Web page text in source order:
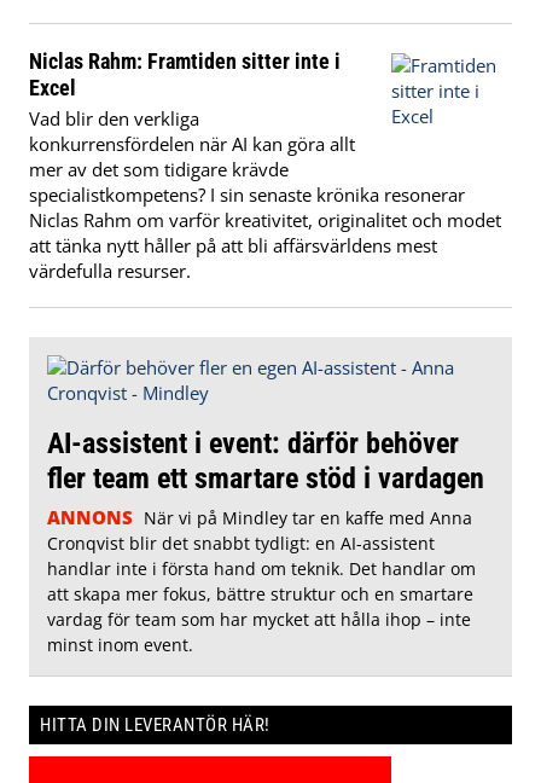
Niclas Rahm: Framtiden sitter inte i
Excel
Vad blir den verkliga
konkurrensfördelen när AI kan göra allt
mer av det som tidigare krävde
specialistkompetens? I sin senaste krönika resonerar
Niclas Rahm om varför kreativitet, originalitet och modet
att tänka nytt håller på att bli affärsvärldens mest
värdefulla resurser.
AI-assistent i event: därför behöver
fler team ett smartare stöd i vardagen
ANNONS När vi på Mindley tar en kaffe med Anna
Cronqvist blir det snabbt tydligt: en AI-assistent
handlar inte i första hand om teknik. Det handlar om
att skapa mer fokus, bättre struktur och en smartare
vardag för team som har mycket att hålla ihop – inte
minst inom event.
HITTA DIN LEVERANTÖR HÄR!